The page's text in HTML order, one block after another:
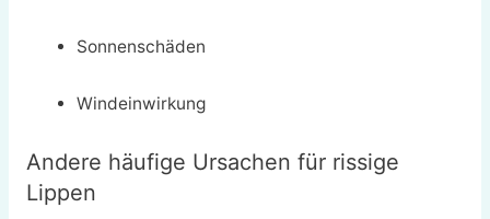
Sonnenschäden
Windeinwirkung
Andere häufige Ursachen für rissige
Lippen